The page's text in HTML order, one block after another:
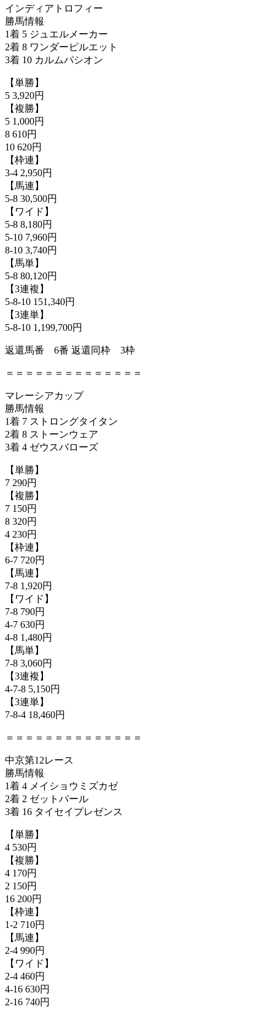
インディアトロフィー
勝馬情報
1着 5 ジュエルメーカー
2着 8 ワンダーピルエット
3着 10 カルムパシオン
【単勝】
5 3,920円
【複勝】
5 1,000円
8 610円
10 620円
【枠連】
3-4 2,950円
【馬連】
5-8 30,500円
【ワイド】
5-8 8,180円
5-10 7,960円
8-10 3,740円
【馬単】
5-8 80,120円
【3連複】
5-8-10 151,340円
【3連単】
5-8-10 1,199,700円
返還馬番 6番 返還同枠 3枠
＝＝＝＝＝＝＝＝＝＝＝＝＝＝
マレーシアカップ
勝馬情報
1着 7 ストロングタイタン
2着 8 ストーンウェア
3着 4 ゼウスバローズ
【単勝】
7 290円
【複勝】
7 150円
8 320円
4 230円
【枠連】
6-7 720円
【馬連】
7-8 1,920円
【ワイド】
7-8 790円
4-7 630円
4-8 1,480円
【馬単】
7-8 3,060円
【3連複】
4-7-8 5,150円
【3連単】
7-8-4 18,460円
＝＝＝＝＝＝＝＝＝＝＝＝＝＝
中京第12レース
勝馬情報
1着 4 メイショウミズカゼ
2着 2 ゼットパール
3着 16 タイセイプレゼンス
【単勝】
4 530円
【複勝】
4 170円
2 150円
16 200円
【枠連】
1-2 710円
【馬連】
2-4 990円
【ワイド】
2-4 460円
4-16 630円
2-16 740円